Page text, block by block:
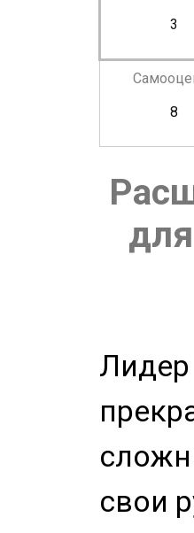
3
8
свои